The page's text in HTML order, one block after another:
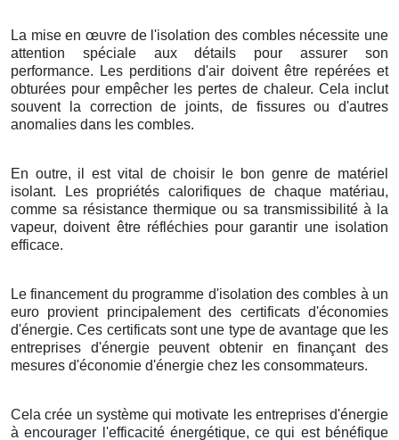
La mise en œuvre de l'isolation des combles nécessite une
attention spéciale aux détails pour assurer son
performance. Les perditions d'air doivent être repérées et
obturées pour empêcher les pertes de chaleur. Cela inclut
souvent la correction de joints, de fissures ou d'autres
anomalies dans les combles.
En outre, il est vital de choisir le bon genre de matériel
isolant. Les propriétés calorifiques de chaque matériau,
comme sa résistance thermique ou sa transmissibilité à la
vapeur, doivent être réfléchies pour garantir une isolation
efficace.
Le financement du programme d'isolation des combles à un
euro provient principalement des certificats d'économies
d'énergie. Ces certificats sont une type de avantage que les
entreprises d'énergie peuvent obtenir en finançant des
mesures d'économie d'énergie chez les consommateurs.
Cela crée un système qui motivate les entreprises d'énergie
à encourager l'efficacité énergétique, ce qui est bénéfique